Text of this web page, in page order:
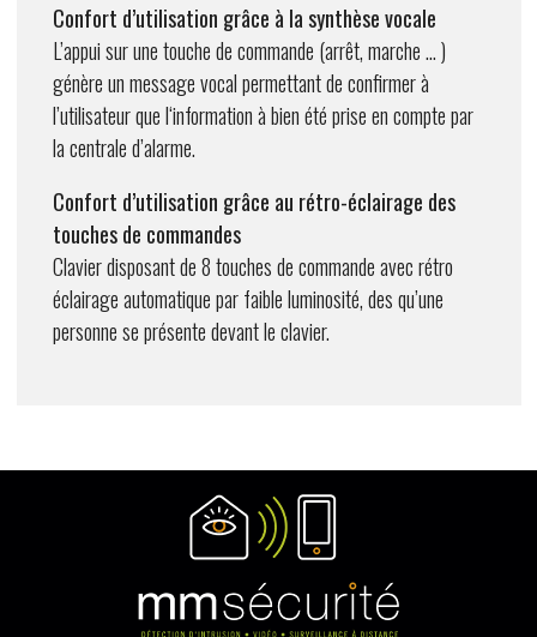
Confort d’utilisation grâce à la synthèse vocale
L’appui sur une touche de commande (arrêt, marche ... )
génère un message vocal permettant de confirmer à
l’utilisateur que l‘information à bien été prise en compte par
la centrale d’alarme.
Confort d’utilisation grâce au rétro-éclairage des
touches de commandes
Clavier disposant de 8 touches de commande avec rétro
éclairage automatique par faible luminosité, des qu’une
personne se présente devant le clavier.